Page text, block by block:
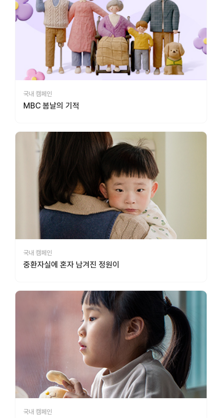
국내 캠페인
MBC 봄날의 기적
국내 캠페인
중환자실에 혼자 남겨진 정원이
국내 캠페인